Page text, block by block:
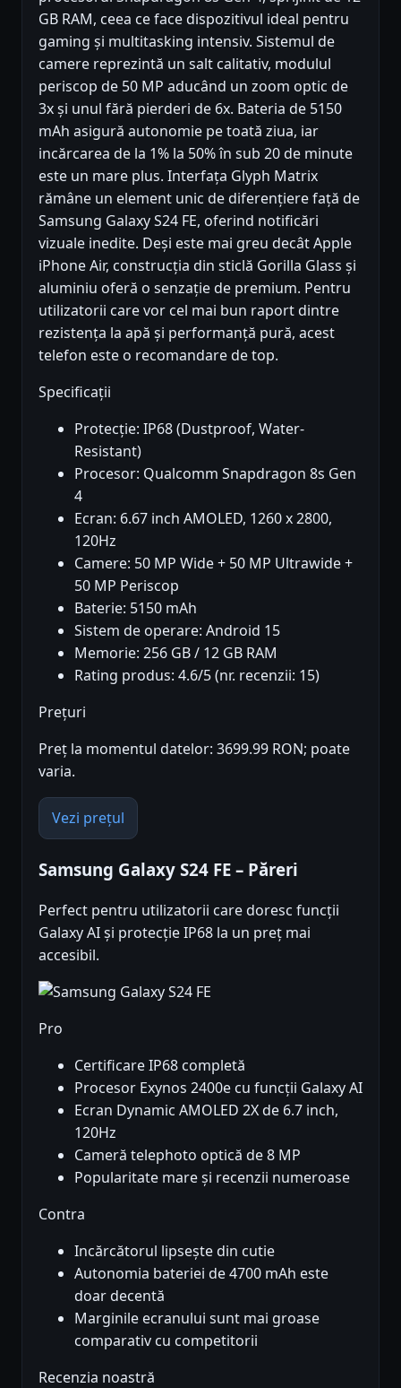
GB RAM, ceea ce face dispozitivul ideal pentru
gaming și multitasking intensiv. Sistemul de
camere reprezintă un salt calitativ, modulul
periscop de 50 MP aducând un zoom optic de
3x și unul fără pierderi de 6x. Bateria de 5150
mAh asigură autonomie pe toată ziua, iar
incărcarea de la 1% la 50% în sub 20 de minute
este un mare plus. Interfața Glyph Matrix
rămâne un element unic de diferențiere față de
Samsung Galaxy S24 FE, oferind notificări
vizuale inedite. Deși este mai greu decât Apple
iPhone Air, construcția din sticlă Gorilla Glass și
aluminiu oferă o senzație de premium. Pentru
utilizatorii care vor cel mai bun raport dintre
rezistența la apă și performanță pură, acest
telefon este o recomandare de top.
Specificații
Protecție: IP68 (Dustproof, Water-
Resistant)
Procesor: Qualcomm Snapdragon 8s Gen
4
Ecran: 6.67 inch AMOLED, 1260 x 2800,
120Hz
Camere: 50 MP Wide + 50 MP Ultrawide +
50 MP Periscop
Baterie: 5150 mAh
Sistem de operare: Android 15
Memorie: 256 GB / 12 GB RAM
Rating produs: 4.6/5 (nr. recenzii: 15)
Prețuri
Preț la momentul datelor: 3699.99 RON; poate
varia.
Vezi prețul
Samsung Galaxy S24 FE – Păreri
Perfect pentru utilizatorii care doresc funcții
Galaxy AI și protecție IP68 la un preț mai
accesibil.
Pro
Certificare IP68 completă
Procesor Exynos 2400e cu funcții Galaxy AI
Ecran Dynamic AMOLED 2X de 6.7 inch,
120Hz
Cameră telephoto optică de 8 MP
Popularitate mare și recenzii numeroase
Contra
Incărcătorul lipsește din cutie
Autonomia bateriei de 4700 mAh este
doar decentă
Marginile ecranului sunt mai groase
comparativ cu competitorii
Recenzia noastră